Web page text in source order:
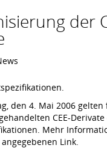
der
den 4. Mai 2006
CEE-
Mehr
Link.